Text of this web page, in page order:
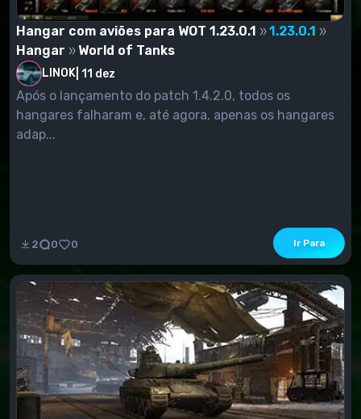
Hangar com aviões para WOT 1.23.0.1
1.23.0.1
Hangar
World of Tanks
LINOK 11 dez
Após o lançamento do patch 1.4.2.0, todos os
hangares falharam e, até agora, apenas os hangares
adap...
2 0 0 Ir Para